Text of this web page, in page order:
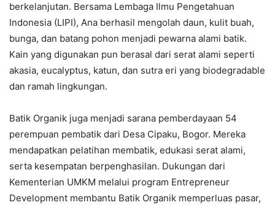
berkelanjutan. Bersama Lembaga Ilmu Pengetahuan
Indonesia (LIPI), Ana berhasil mengolah daun, kulit buah,
bunga, dan batang pohon menjadi pewarna alami batik.
Kain yang digunakan pun berasal dari serat alami seperti
akasia, eucalyptus, katun, dan sutra eri yang biodegradable
dan ramah lingkungan.
Batik Organik juga menjadi sarana pemberdayaan 54
perempuan pembatik dari Desa Cipaku, Bogor. Mereka
mendapatkan pelatihan membatik, edukasi serat alami,
serta kesempatan berpenghasilan. Dukungan dari
Kementerian UMKM melalui program Entrepreneur
Development membantu Batik Organik memperluas pasar,